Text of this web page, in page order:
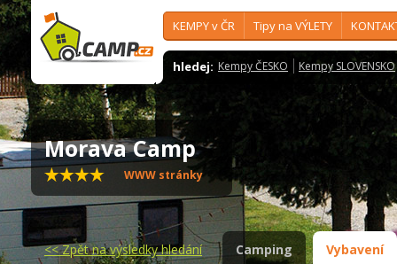
KEMPY v ČR Tipy na VÝLETY
hledej: Kempy ČESKO Kempy SLOVENSKO
Morava Camp
WWW stránky
<<Zpět na výsledky hledání Camping Vybavení